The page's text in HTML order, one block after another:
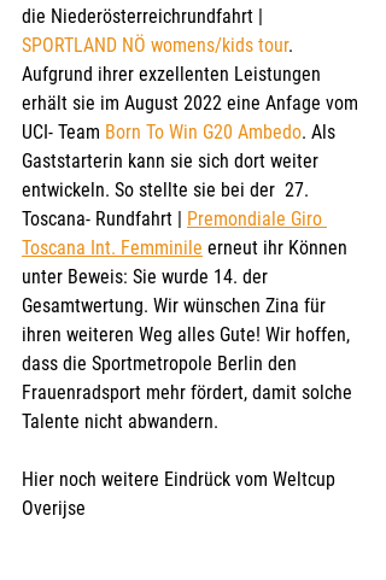
die Niederösterreichrundfahrt |
SPORTLAND NÖ womens/kids tour.
Aufgrund ihrer exzellenten Leistungen
erhält sie im August 2022 eine Anfage vom
UCI- Team Born To Win G20 Ambedo. Als
Gaststarterin kann sie sich dort weiter
entwickeln. So stellte sie bei der  27.
Toscana- Rundfahrt | Premondiale Giro
Toscana Int. Femminile erneut ihr Können
unter Beweis: Sie wurde 14. der
Gesamtwertung. Wir wünschen Zina für
ihren weiteren Weg alles Gute! Wir hoffen,
dass die Sportmetropole Berlin den
Frauenradsport mehr fördert, damit solche
Talente nicht abwandern.
Hier noch weitere Eindrück vom Weltcup
Overijse